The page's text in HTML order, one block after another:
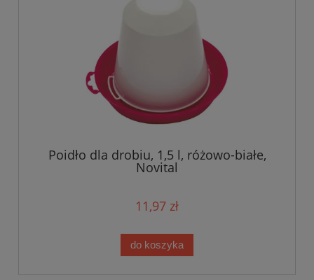
Poidło dla drobiu, 1,5 l, różowo-białe,
Novital
11,97 zł
do koszyka